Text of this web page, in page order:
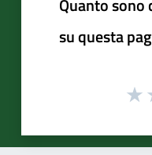
su questa